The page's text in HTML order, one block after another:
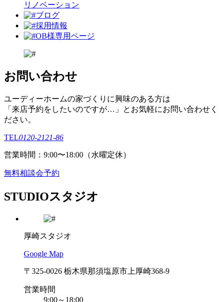
リノベーション
ブログ
採用情報
OB様専用ページ
お問い合わせ
ユーディーホームの家づくりに興味のある⽅は
「来店予約をしたいのですが…」とお気軽にお問い合わせく
ださい。
TEL0120-2121-86
営業時間：9:00〜18:00（⽔曜定休）
無料相談会予約
STUDIOスタジオ
厚崎スタジオ
Google Map
〒325-0026 栃木県那須塩原市上厚崎368-9
営業時間
9:00～18:00